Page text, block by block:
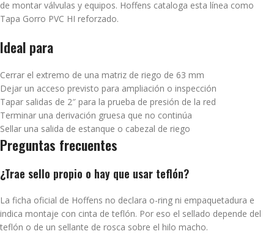
de montar válvulas y equipos. Hoffens cataloga esta línea como
Tapa Gorro PVC HI reforzado.
Ideal para
Cerrar el extremo de una matriz de riego de 63 mm
Dejar un acceso previsto para ampliación o inspección
Tapar salidas de 2″ para la prueba de presión de la red
Terminar una derivación gruesa que no continúa
Sellar una salida de estanque o cabezal de riego
Preguntas frecuentes
¿Trae sello propio o hay que usar teflón?
La ficha oficial de Hoffens no declara o-ring ni empaquetadura e
indica montaje con cinta de teflón. Por eso el sellado depende del
teflón o de un sellante de rosca sobre el hilo macho.